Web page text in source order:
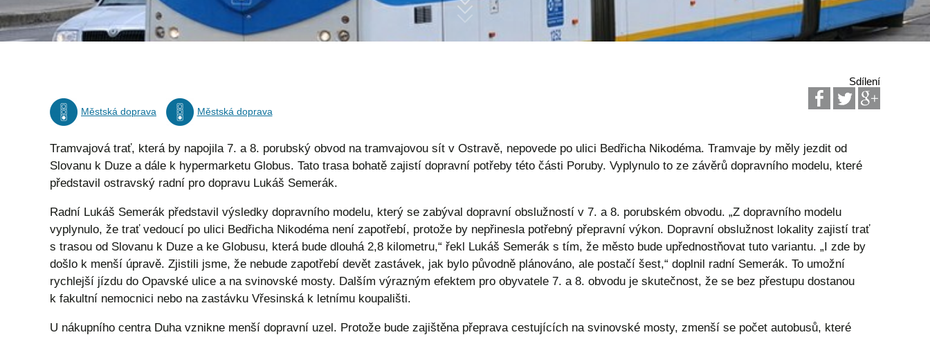
Sdílení
Městská doprava Městská doprava
Tramvajová trať, která by napojila 7. a 8. porubský obvod na tramvajovou sít v Ostravě, nepovede po ulici Bedřicha Nikodéma. Tramvaje by měly jezdit od
Slovanu k Duze a dále k hypermarketu Globus. Tato trasa bohatě zajistí dopravní potřeby této části Poruby. Vyplynulo to ze závěrů dopravního modelu, které
představil ostravský radní pro dopravu Lukáš Semerák.
Radní Lukáš Semerák představil výsledky dopravního modelu, který se zabýval dopravní obslužností v 7. a 8. porubském obvodu. „Z dopravního modelu
vyplynulo, že trať vedoucí po ulici Bedřicha Nikodéma není zapotřebí, protože by nepřinesla potřebný přepravní výkon. Dopravní obslužnost lokality zajistí trať
s trasou od Slovanu k Duze a ke Globusu, která bude dlouhá 2,8 kilometru,“ řekl Lukáš Semerák s tím, že město bude upřednostňovat tuto variantu. „I zde by
došlo k menší úpravě. Zjistili jsme, že nebude zapotřebí devět zastávek, jak bylo původně plánováno, ale postačí šest,“ doplnil radní Semerák. To umožní
rychlejší jízdu do Opavské ulice a na svinovské mosty. Dalším výrazným efektem pro obyvatele 7. a 8. obvodu je skutečnost, že se bez přestupu dostanou
k fakultní nemocnici nebo na zastávku Vřesinská k letnímu koupališti.
U nákupního centra Duha vznikne menší dopravní uzel. Protože bude zajištěna přeprava cestujících na svinovské mosty, zmenší se počet autobusů, které